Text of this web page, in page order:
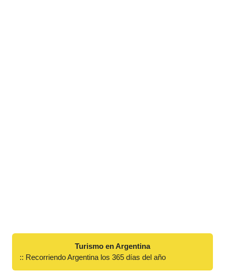
Turismo en Argentina
:: Recorriendo Argentina los 365 días del año